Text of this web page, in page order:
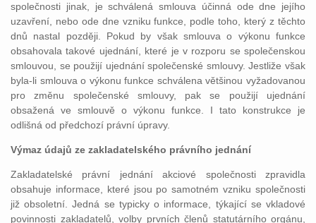
společnosti jinak, je schválená smlouva účinná ode dne jejího
uzavření, nebo ode dne vzniku funkce, podle toho, který z těchto
dnů nastal později. Pokud by však smlouva o výkonu funkce
obsahovala takové ujednání, které je v rozporu se společenskou
smlouvou, se použijí ujednání společenské smlouvy. Jestliže však
byla-li smlouva o výkonu funkce schválena většinou vyžadovanou
pro změnu společenské smlouvy, pak se použijí ujednání
obsažená ve smlouvě o výkonu funkce. I tato konstrukce je
odlišná od předchozí právní úpravy.
Výmaz údajů ze zakladatelského právního jednání
Zakladatelské právní jednání akciové společnosti zpravidla
obsahuje informace, které jsou po samotném vzniku společnosti
již obsoletní. Jedná se typicky o informace, týkající se vkladové
povinnosti zakladatelů, volby prvních členů statutárního orgánu,